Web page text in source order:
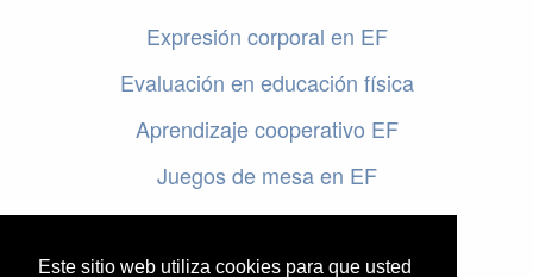
Este sitio web utiliza cookies para que usted
Expresión corporal en EF
Evaluación en educación física
Aprendizaje cooperativo EF
Juegos de mesa en EF
Programar en EF
Cursos online de educación física